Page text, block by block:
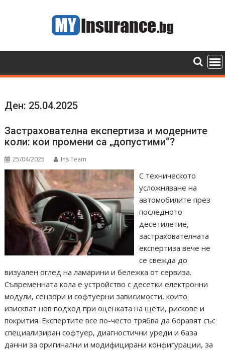
Ден: 25.04.2025
Застрахователна експертиза и модерните
коли: кои промени са „допустими“?
25/04/2025 Ins Team
С техническото
усложняване на
автомобилите през
последното
десетилетие,
застрахователната
експертиза вече не
се свежда до
визуален оглед на ламарини и бележка от сервиза.
Съвременната кола е устройство с десетки електронни
модули, сензори и софтуерни зависимости, които
изискват нов подход при оценката на щети, рискове и
покрития. Експертите все по-често трябва да боравят със
специализиран софтуер, диагностични уреди и база
данни за оригинални и модифицирани конфигурации, за